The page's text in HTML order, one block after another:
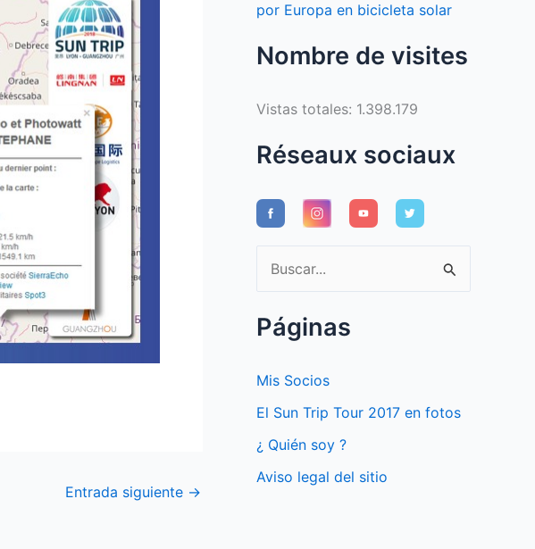
Entrada siguiente →
por Europa en bicicleta solar
Nombre de visites
Vistas totales: 1.398.179
Réseaux sociaux
u
s
a
r
Páginas
Mis Socios
El Sun Trip Tour 2017 en fotos
¿ Quién soy ?
Aviso legal del sitio